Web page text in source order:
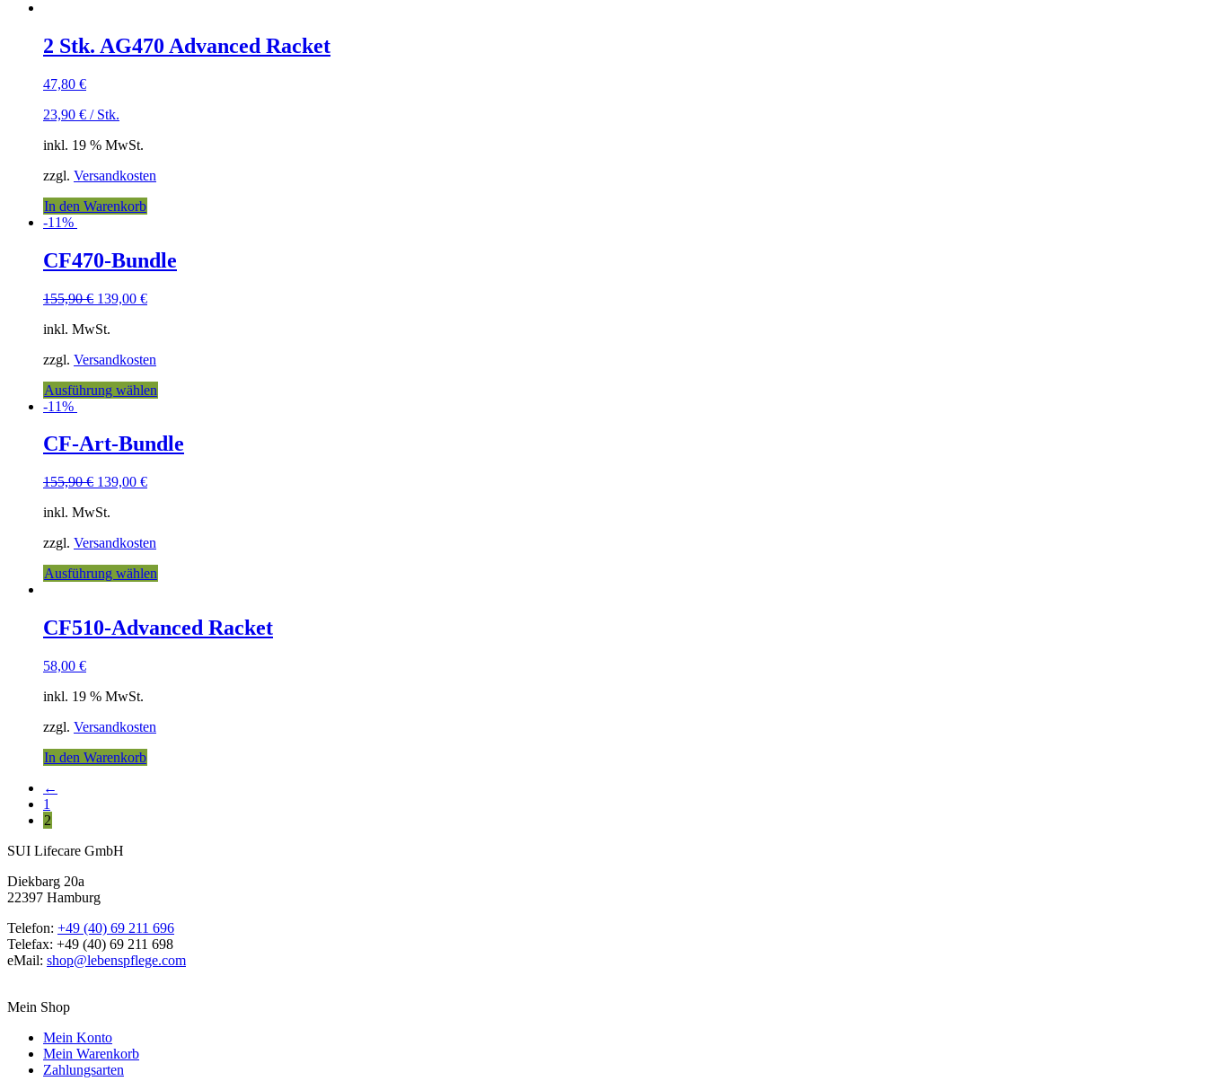
2 Stk. AG470 Advanced Racket
47,80 €
23,90 € / Stk.
inkl. 19 % MwSt.
zzgl. Versandkosten
In den Warenkorb
-11%
CF470-Bundle
155,90€ 139,00 €
inkl. MwSt.
zzgl. Versandkosten
Ausführung wählen
-11%
CF-Art-Bundle
155,90€ 139,00 €
inkl. MwSt.
zzgl. Versandkosten
Ausführung wählen
CF510-Advanced Racket
58,00 €
inkl. 19 % MwSt.
zzgl. Versandkosten
In den Warenkorb
←
1
2
SUI Lifecare GmbH
Diekbarg 20a
22397 Hamburg
Telefon: +49 (40) 69 211 696
Telefax: +49 (40) 69 211 698
eMail: shop@lebenspflege.com
Mein Shop
Mein Konto
Mein Warenkorb
Zahlungsarten